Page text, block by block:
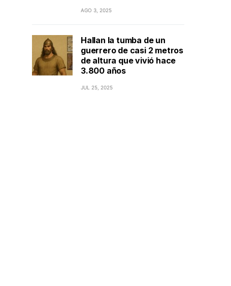
AGO 3, 2025
Hallan la tumba de un
guerrero de casi 2 metros
de altura que vivió hace
3.800 años
JUL 25, 2025